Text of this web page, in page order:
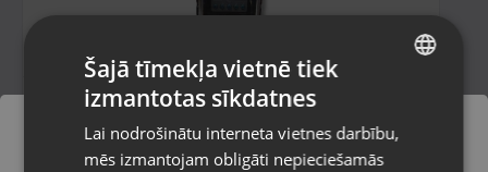
Makita BMR100
Talsi, Kr. Valdemāra iela 8
Stāvoklis Ilgstoši lietots (Garantija 14 dienas)
RUSSIAN
Šajā tīmekļa vietnē tiek
izmantotas sīkdatnes
Lai nodrošinātu interneta vietnes darbību,
mēs izmantojam obligāti nepieciešamās